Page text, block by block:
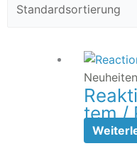
Neuheiten
tem /